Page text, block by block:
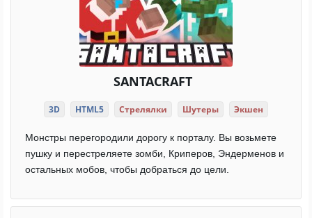
SANTACRAFT
3D HTML5 Стрелялки Шутеры Экшен
Монстры перегородили дорогу к порталу. Вы возьмете
пушку и перестреляете зомби, Криперов, Эндерменов и
остальных мобов, чтобы добраться до цели.